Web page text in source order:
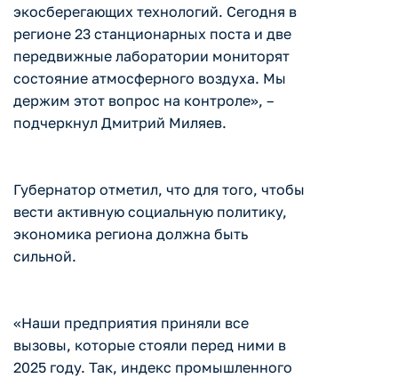
экосберегающих технологий. Сегодня в
регионе 23 станционарных поста и две
передвижные лаборатории мониторят
состояние атмосферного воздуха. Мы
держим этот вопрос на контроле», –
подчеркнул Дмитрий Миляев.
Губернатор отметил, что для того, чтобы
вести активную социальную политику,
экономика региона должна быть
сильной.
«Наши предприятия приняли все
вызовы, которые стояли перед ними в
2025 году. Так, индекс промышленного